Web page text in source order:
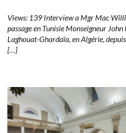
Views: 139 Interview a Mgr Mac
passage en Tunisie Monseigneur
Laghouat-Ghardaïa, en Algérie,
[…]